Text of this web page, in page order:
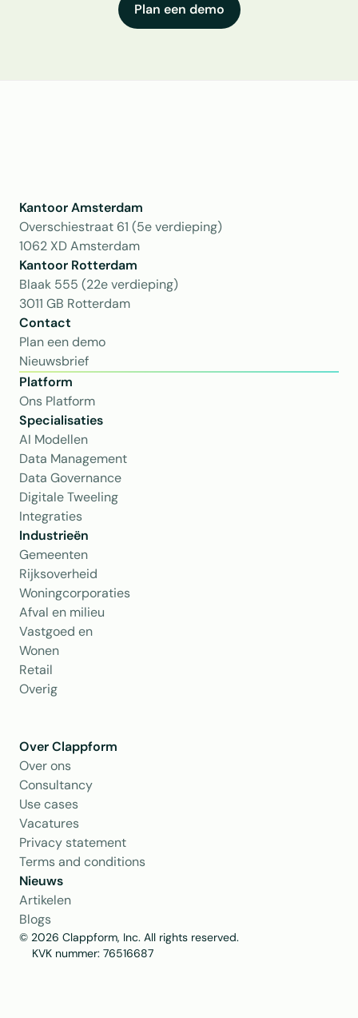
Plan een demo
Kantoor Amsterdam
Overschiestraat 61 (5e verdieping)
1062 XD Amsterdam
Kantoor Rotterdam
Blaak 555 (22e verdieping)
3011 GB Rotterdam
Contact
Plan een demo
Nieuwsbrief
Platform
Ons Platform
Specialisaties
AI Modellen
Data Management
Data Governance
Digitale Tweeling
Integraties
Industrieën
Gemeenten
Rijksoverheid
Woningcorporaties
Afval en milieu
Vastgoed en
Wonen
Retail
Overig
Over Clappform
Over ons
Consultancy
Use cases
Vacatures
Privacy statement
Terms and conditions
Nieuws
Artikelen
Blogs
© 2026 Clappform, Inc. All rights reserved.
    KVK nummer: 76516687